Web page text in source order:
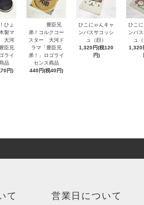
ひょ
製マ
大河
臣兄
ライ
品
円)
豊臣兄
弟！コルクコー
スター 大河ド
ラマ「豊臣兄
弟！」ロゴライ
センス商品
440円(税40円)
ひこにゃんキャ
ンバスサコッシ
ュ（顔）
1,320円(税120
円)
ひこ
ンバ
ュ（
1,320
て 営業日について